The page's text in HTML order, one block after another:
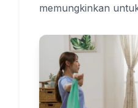
memungkinkan